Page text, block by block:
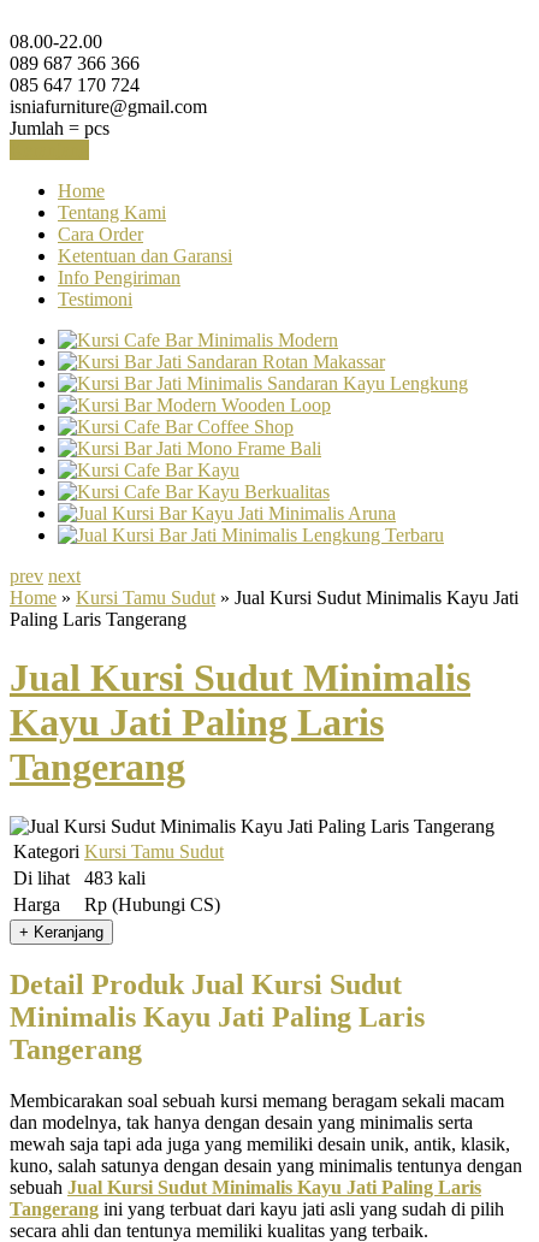
08.00-22.00
089 687 366 366
085 647 170 724
isniafurniture@gmail.com
Jumlah = pcs
Home
Tentang Kami
Cara Order
Ketentuan dan Garansi
Info Pengiriman
Testimoni
prev next
Home » Kursi Tamu Sudut » Jual Kursi Sudut Minimalis Kayu Jati
Paling Laris Tangerang
Jual Kursi Sudut Minimalis
Kayu Jati Paling Laris
Tangerang
Kategori Kursi Tamu Sudut
Di lihat
483 kali
Harga
Rp (Hubungi CS)
Detail Produk Jual Kursi Sudut
Minimalis Kayu Jati Paling Laris
Tangerang
Membicarakan soal sebuah kursi memang beragam sekali macam
dan modelnya, tak hanya dengan desain yang minimalis serta
mewah saja tapi ada juga yang memiliki desain unik, antik, klasik,
kuno, salah satunya dengan desain yang minimalis tentunya dengan
sebuah Jual Kursi Sudut Minimalis Kayu Jati Paling Laris
Tangerang ini yang terbuat dari kayu jati asli yang sudah di pilih
secara ahli dan tentunya memiliki kualitas yang terbaik.